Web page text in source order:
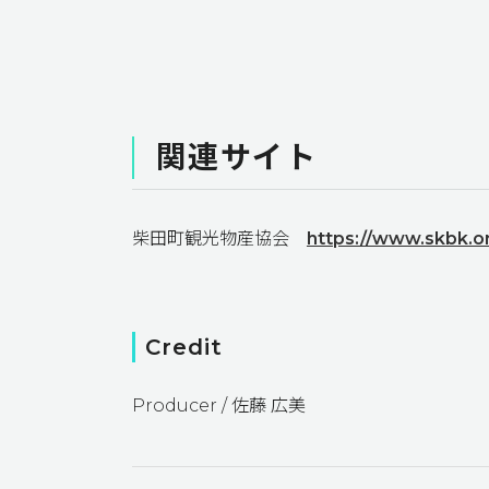
関連サイト
柴田町観光物産協会 https://
Credit
Producer / 佐藤 広美